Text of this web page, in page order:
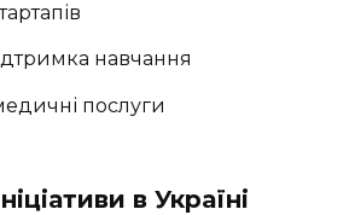
навчання
послуги
в Україні